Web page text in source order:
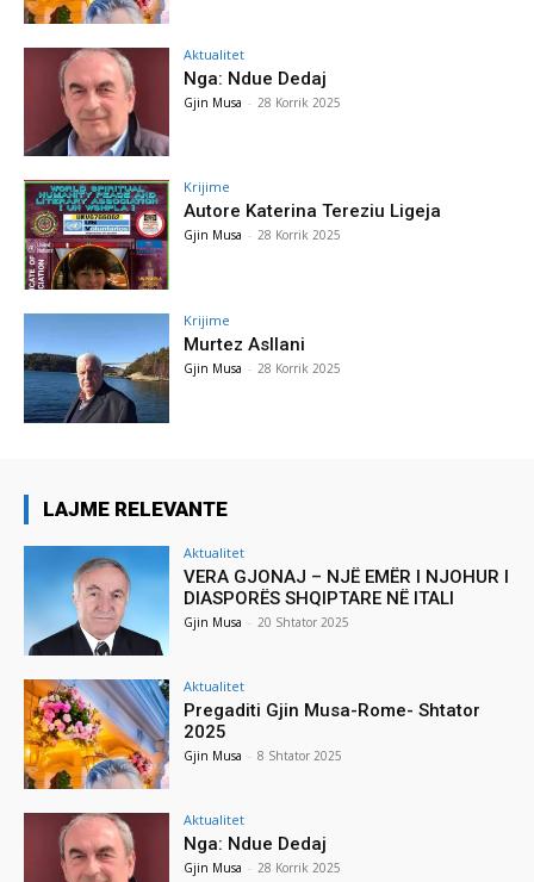
Aktualitet
Nga: Ndue Dedaj
Gjin Musa - 28 Korrik 2025
Krijime
Autore Katerina Tereziu Ligeja
Gjin Musa - 28 Korrik 2025
Krijime
Murtez Asllani
Gjin Musa - 28 Korrik 2025
LAJME RELEVANTE
Aktualitet
VERA GJONAJ – NJË EMËR I NJOHUR I
DIASPORËS SHQIPTARE NË ITALI
Gjin Musa - 20 Shtator 2025
Aktualitet
Pregaditi Gjin Musa-Rome- Shtator
2025
Gjin Musa - 8 Shtator 2025
Aktualitet
Nga: Ndue Dedaj
Gjin Musa - 28 Korrik 2025